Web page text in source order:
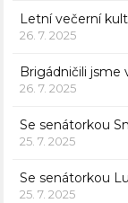
Letní večerní
26. 7. 2025
Brigádničili jsme
26. 7. 2025
Se senátorkou
25. 7. 2025
Se senátorkou
25. 7. 2025